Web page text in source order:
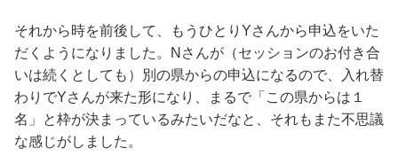
それから時を前後して、もうひとりYさんから申込をいた
だくようになりました。Nさんが（セッションのお付き合
いは続くとしても）別の県からの申込になるので、入れ替
わりでYさんが来た形になり、まるで「この県からは１
名」と枠が決まっているみたいだなと、それもまた不思議
な感じがしました。